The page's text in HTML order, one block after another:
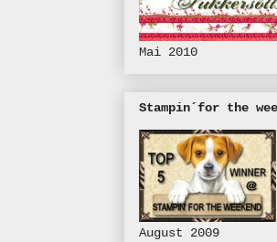
Mai 2010
Stampin´for the
August 2009